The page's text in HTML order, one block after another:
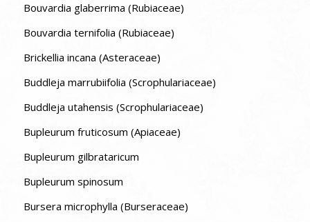
Bouvardia glaberrima (Rubiaceae)
Bouvardia ternifolia (Rubiaceae)
Brickellia incana (Asteraceae)
Buddleja marrubiifolia (Scrophulariaceae)
Buddleja utahensis (Scrophulariaceae)
Bupleurum fruticosum (Apiaceae)
Bupleurum gilbrataricum
Bupleurum spinosum
Bursera microphylla (Burseraceae)